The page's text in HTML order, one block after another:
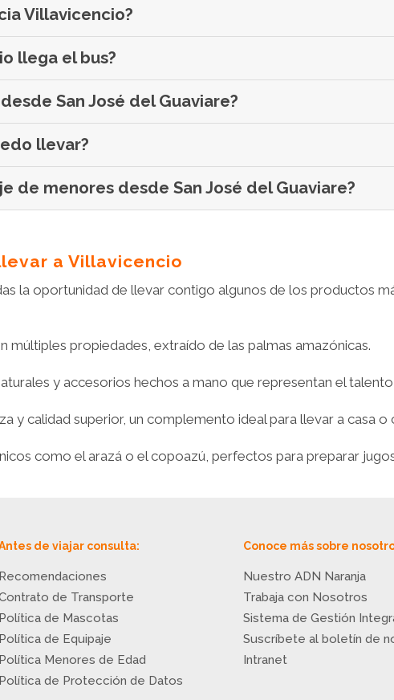
Villavicencio?
llega el bus?
San José del Guaviare?
llevar?
de menores desde San José del Guaviare?
a Villavicencio
la oportunidad de llevar contigo algunos de los productos
múltiples propiedades, extraído de las palmas amazónicas.
y accesorios hechos a mano que representan el
y calidad superior, un complemento ideal para llevar a casa o
como el arazá o el copoazú, perfectos para preparar
de viajar consulta:
Recomendaciones
de Transporte
Política de Mascotas
Política de Equipaje
Política Menores de Edad
Política de Protección de Datos
Conoce más sobre
Nuestro ADN Naranja
Trabaja con Nosotros
Sistema de Gestión
Suscríbete al boletín de
Intranet